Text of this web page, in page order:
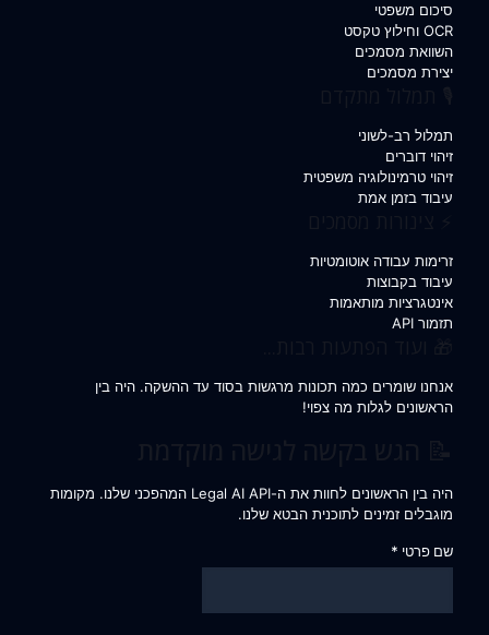
סיכום משפטי
OCR וחילוץ טקסט
השוואת מסמכים
יצירת מסמכים
תמלול רב-לשוני
זיהוי דוברים
זיהוי טרמינולוגיה משפטית
עיבוד בזמן אמת
זרימות עבודה אוטומטיות
עיבוד בקבוצות
אינטגרציות מותאמות
תזמור API
אנחנו שומרים כמה תכונות מרגשות בסוד עד ההשקה. היה בין
הראשונים לגלות מה צפוי!
היה בין הראשונים לחוות את ה-Legal AI API המהפכני שלנו. מקומות
מוגבלים זמינים לתוכנית הבטא שלנו.
שם פרטי *